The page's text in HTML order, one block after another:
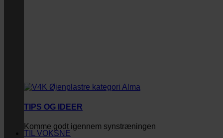
TIPS OG IDEER
Komme godt igennem synstræningen
TIL VOKSNE